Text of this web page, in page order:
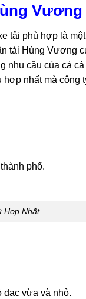
Vương
tải phù hợp là
tải Hùng Vương
nhu cầu của cả
nhất mà công
phố.
Hợp Nhất
đạc vừa và nhỏ.